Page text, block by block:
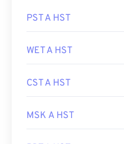
PST A HST
WET A HST
CST A HST
MSK A HST